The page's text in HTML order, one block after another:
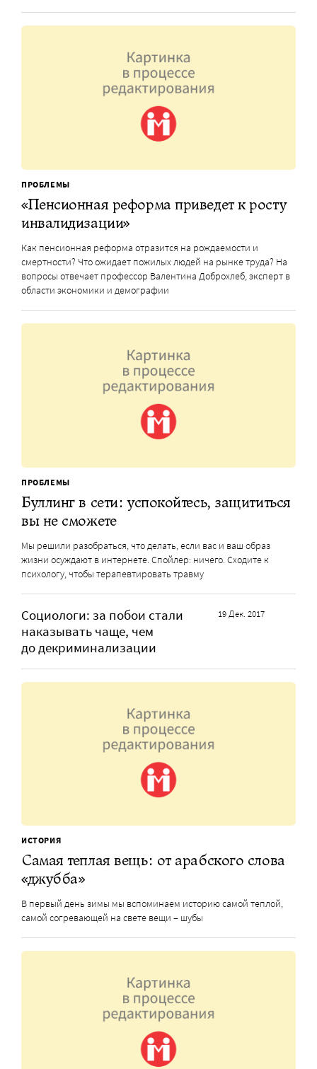
ПРОБЛЕМЫ
«Пенсионная реформа приведет к росту
инвалидизации»
Как пенсионная реформа отразится на рождаемости и
смертности? Что ожидает пожилых людей на рынке труда? На
вопросы отвечает профессор Валентина Доброхлеб, эксперт в
области экономики и демографии
ПРОБЛЕМЫ
Буллинг в сети: успокойтесь, защититься
вы не сможете
Мы решили разобраться, что делать, если вас и ваш образ
жизни осуждают в интернете. Спойлер: ничего. Сходите к
психологу, чтобы терапевтировать травму
Социологи: за побои стали
наказывать чаще, чем
до декриминализации
19 Дек. 2017
ИСТОРИЯ
Самая теплая вещь: от арабского слова
«джубба»
В первый день зимы мы вспоминаем историю самой теплой,
самой согревающей на свете вещи – шубы